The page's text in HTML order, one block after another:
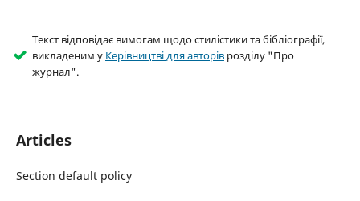
Текст відповідає вимогам щодо стилістики та бібліографії,
викладеним у Керівництві для авторіврозділу "Про
журнал".
Articles
Section default policy